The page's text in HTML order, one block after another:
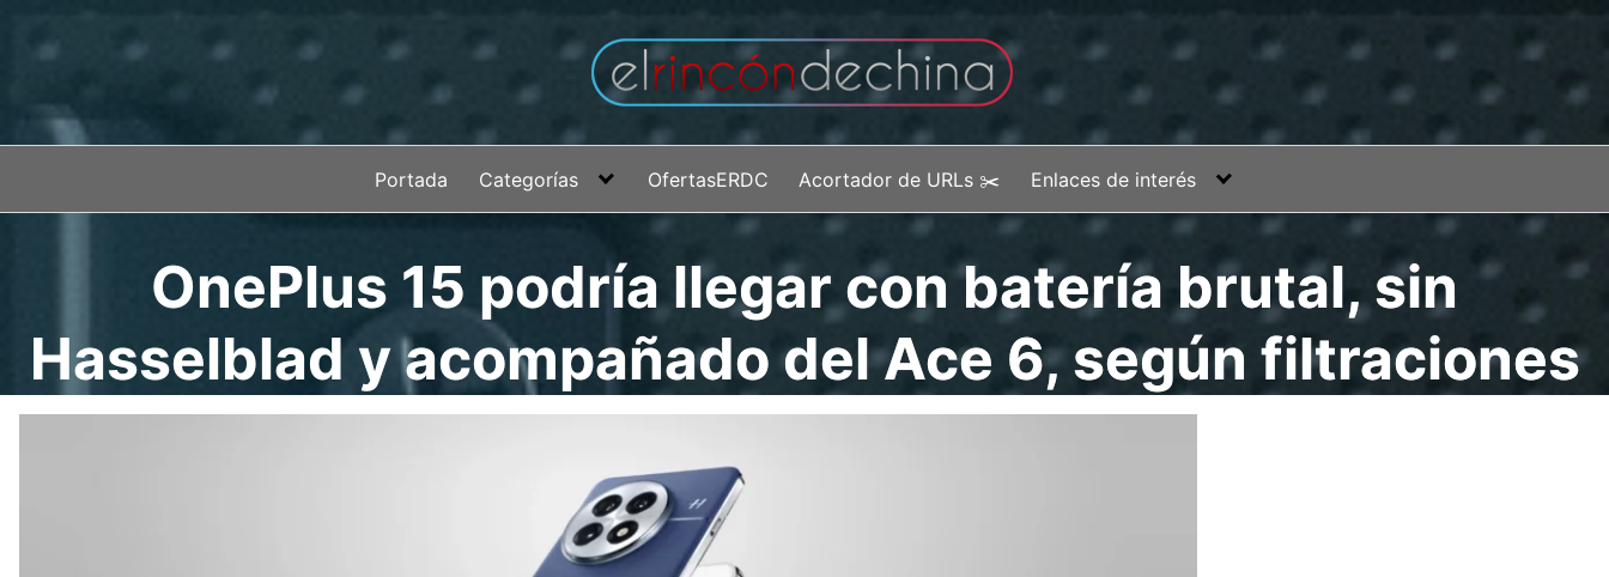
Portada Categorías OfertasERDC Acortador de URLs ✂️ Enlaces de interés
OnePlus 15 podría llegar con batería brutal, sin
Hasselblad y acompañado del Ace 6, según filtraciones